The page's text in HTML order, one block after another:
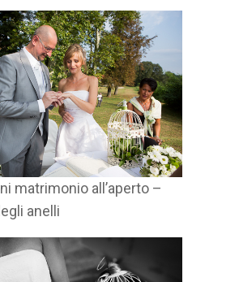
matrimonio all’aperto –
anelli